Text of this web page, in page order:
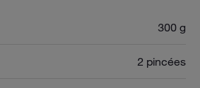
300 g
2 pincées